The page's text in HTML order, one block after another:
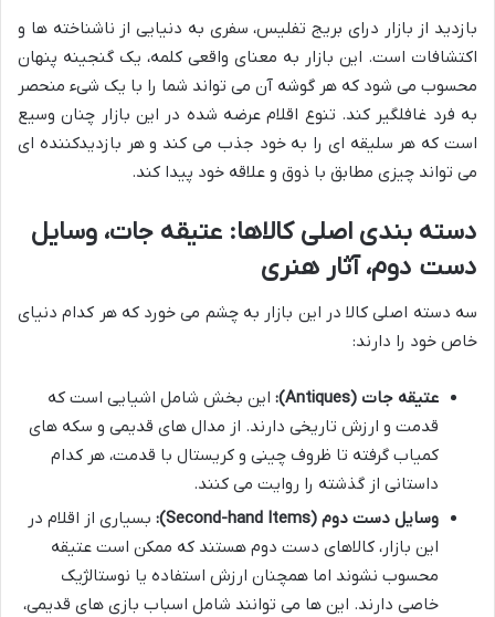
بازدید از بازار درای بریج تفلیس، سفری به دنیایی از ناشناخته ها و
اکتشافات است. این بازار به معنای واقعی کلمه، یک گنجینه پنهان
محسوب می شود که هر گوشه آن می تواند شما را با یک شیء منحصر
به فرد غافلگیر کند. تنوع اقلام عرضه شده در این بازار چنان وسیع
است که هر سلیقه ای را به خود جذب می کند و هر بازدیدکننده ای
می تواند چیزی مطابق با ذوق و علاقه خود پیدا کند.
دسته بندی اصلی کالاها: عتیقه جات، وسایل
دست دوم، آثار هنری
سه دسته اصلی کالا در این بازار به چشم می خورد که هر کدام دنیای
خاص خود را دارند:
عتیقه جات (Antiques):
این بخش شامل اشیایی است که
قدمت و ارزش تاریخی دارند. از مدال های قدیمی و سکه های
کمیاب گرفته تا ظروف چینی و کریستال با قدمت، هر کدام
داستانی از گذشته را روایت می کنند.
وسایل دست دوم (Second-hand Items):
بسیاری از اقلام در
این بازار، کالاهای دست دوم هستند که ممکن است عتیقه
محسوب نشوند اما همچنان ارزش استفاده یا نوستالژیک
خاصی دارند. این ها می توانند شامل اسباب بازی های قدیمی،